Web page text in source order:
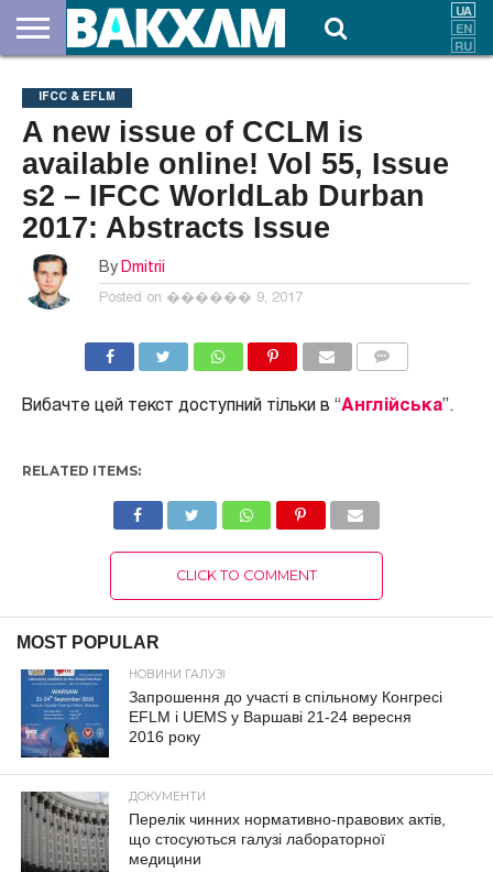
НАС
ВНЕСКИ
ДОКУМЕНТИ
НОВИНИ
КОНТАКТИ
IFCC & EFLM
A new issue of CCLM is
available online! Vol 55, Issue
s2 – IFCC WorldLab Durban
2017: Abstracts Issue
By Dmitrii
Posted on ������ 9, 2017
Вибачте цей текст доступний тільки в “Англійська”.
RELATED ITEMS:
CLICK TO COMMENT
MOST POPULAR
НОВИНИ ГАЛУЗІ
Запрошення до участі в спільному Конгресі
EFLM і UEMS у Варшаві 21-24 вересня
2016 року
ДОКУМЕНТИ
Перелік чинних нормативно-правових актів,
що стосуються галузі лабораторної
медицини